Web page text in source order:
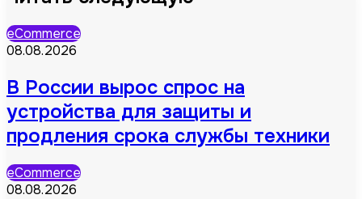
eCommerce
08.08.2026
В России вырос спрос на
устройства для защиты и
продления срока службы техники
eCommerce
08.08.2026